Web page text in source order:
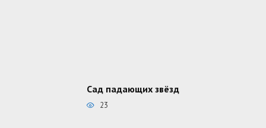
Сад падающих звёзд
23